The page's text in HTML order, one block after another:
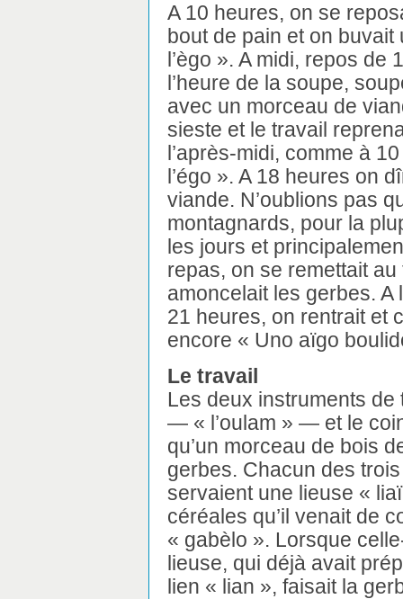
A 10 heures, on se
bout de pain et on buvait
l’ègo ». A midi, repos de
l’heure de la soupe,
avec un morceau de
sieste et le travail
l’après-midi, comme à
l’égo ». A 18 heures on
viande. N’oublions pas
montagnards, pour la
les jours et
repas, on se remettait
amoncelait les gerbes. A
21 heures, on rentrait et
encore « Uno aïgo
Le travail
Les deux instruments
— « l’oulam » — et le
qu’un morceau de bois
gerbes. Chacun des
servaient une lieuse «
céréales qu’il venait de
« gabèlo ». Lorsque
lieuse, qui déjà avait
lien « lian », faisait la